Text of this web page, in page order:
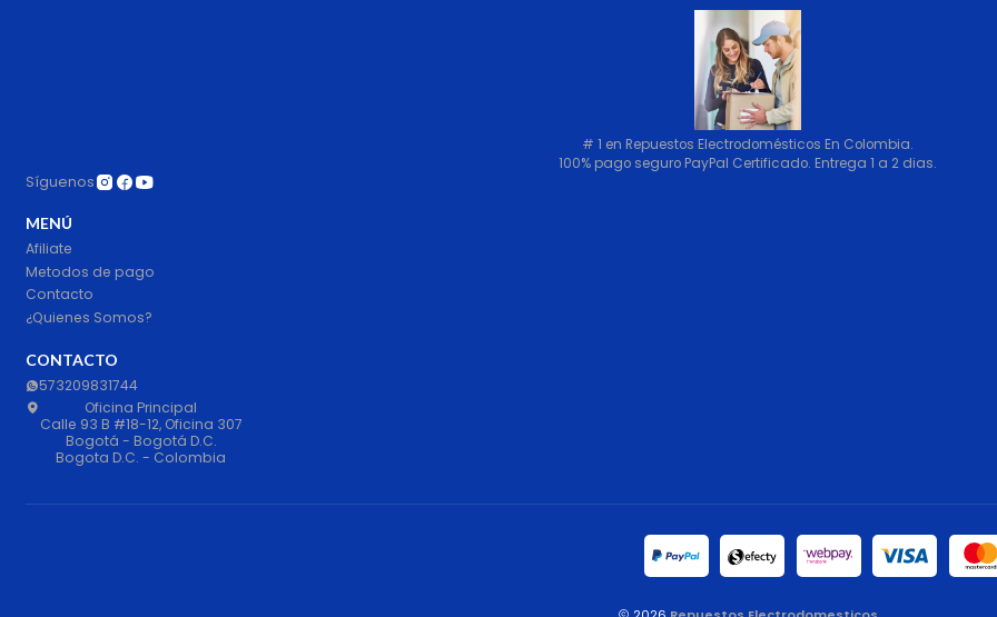
# 1 en Repuestos Electrodomésticos En Colombia.
100% pago seguro PayPal Certificado. Entrega 1 a 2 dias.
Síguenos
MENÚ
Afiliate
Metodos de pago
Contacto
¿Quienes Somos?
CONTACTO
573209831744
Oficina Principal
Calle 93 B #18-12, Oficina 307
Bogotá - Bogotá D.C.
Bogota D.C. - Colombia